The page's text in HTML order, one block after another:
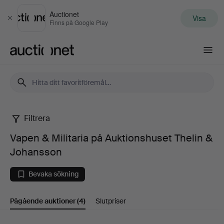
Stäng
Auctionet
Finns på Google Play Visa
Vapen
&
Militaria
på
Filtrera
Vapen & Militaria på Auktionshuset Thelin &
Johansson
Bevaka sökning
Pågående auktioner(4) Slutpriser